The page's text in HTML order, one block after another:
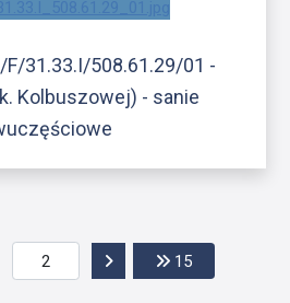
F/31.33.I/508.61.29/01 -
Kolbuszowej) - sanie
pierwszej strony
do poprzedniej strony
Przejdź do następnej
15Przejdź do